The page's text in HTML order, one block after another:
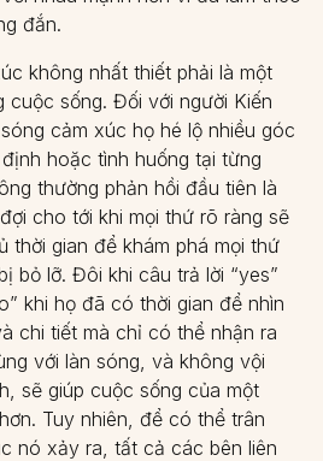
đắn.
không nhất thiết phải là một
sống. Đối với người Kiến
cảm xúc họ hé lộ nhiều góc
hoặc tình huống tại từng
thường phản hồi đầu tiên là
cho tới khi mọi thứ rõ ràng sẽ
thời gian để khám phá mọi thứ
bỏ lỡ. Đôi khi câu trả lời “yes”
khi họ đã có thời gian để nhìn
chi tiết mà chỉ có thể nhận ra
với làn sóng, và không vội
sẽ giúp cuộc sống của một
Tuy nhiên, để có thể trân
nó xảy ra, tất cả các bên liên